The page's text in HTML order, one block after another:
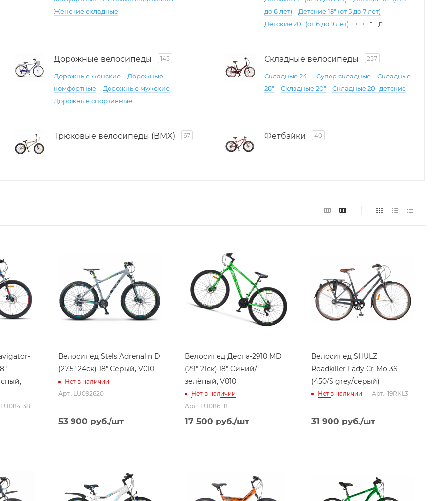
Женские складные
до 6 лет)
Детские 18" (от 5 до 7 лет)
Детские 20" (от 6 до 9 лет)
+ + ЕЩЕ
Дорожные велосипеды 145
Дорожные женские
Дорожные
комфортные
Дорожные мужские
Дорожные спортивные
Складные велосипеды 257
Складные 24" Супер складные
Складные
26"
Складные 20" Складные 20" детские
Трюковые велосипеды (BMX) 67 Фетбайки 40
Велосипед Stels Adrenalin D
(27,5" 24ск) 18" Серый, V010
Нет в наличии
Арт.: LU092620
53 900 руб./шт
Велосипед Десна-2910 MD
(29" 21ск) 18" Синий/
зелёный, V010
Нет в наличии
Арт.: LU086118
17 500 руб./шт
Велосипед SHULZ
Roadkiller Lady Cr-Mo 3S
(450/S grey/серый)
Нет в наличии Арт.: 19RKL3
31 900 руб./шт